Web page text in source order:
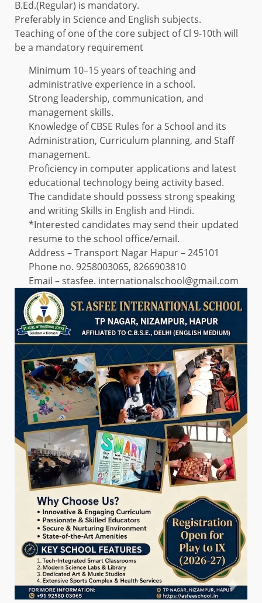
B.Ed.(Regular) is mandatory.
Preferably in Science and English subjects.
Teaching of one of the core subject of Cl 9-10th will
be a mandatory requirement
Minimum 10–15 years of teaching and
administrative experience in a school.
Strong leadership, communication, and
management skills.
Knowledge of CBSE Rules for a School and its
Administration, Curriculum planning, and Staff
management.
Proficiency in computer applications and latest
educational technology being activity based.
The candidate should possess strong speaking
and writing Skills in English and Hindi.
*Interested candidates may send their updated
resume to the school office/email.
Address – Transport Nagar Hapur – 245101
Phone no. 9258003065, 8266903810
Email – stasfee. internationalschool@gmail.com